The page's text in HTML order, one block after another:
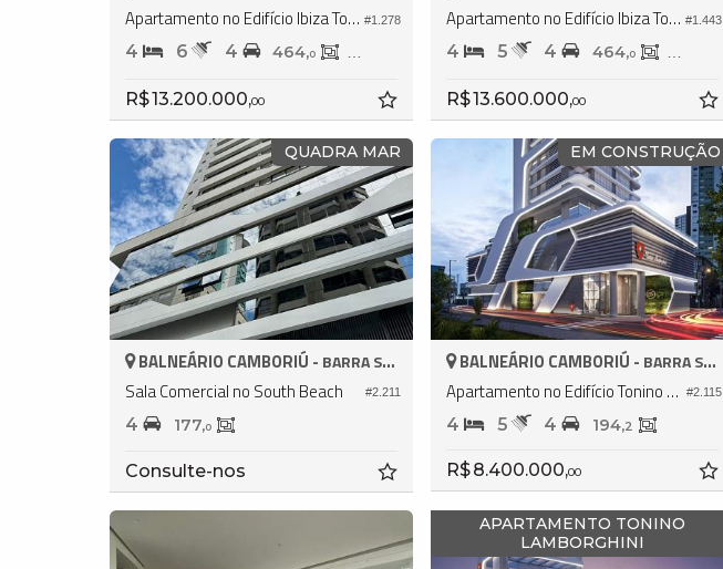
#1.278
Apartamento no Edifício Ibiza Towers
4 6 4 464,0 237,
R$ 13.200.000,00
#1.443
Apartamento no Edifício Ibiza Towers
4 5 4 464,0 237,
R$ 13.600.000,00
QUADRA MAR
#2.211
BALNEÁRIO CAMBORIÚ - BARRA SUL
Sala Comercial no South Beach
4 177,0
Consulte-nos
EM CONSTRUÇÃO
#2.115
BALNEÁRIO CAMBORIÚ - BARRA SUL
Apartamento no Edifício Tonino Lamborghini Residences
4 5 4 194,2
R$ 8.400.000,00
APARTAMENTO TONINO
LAMBORGHINI